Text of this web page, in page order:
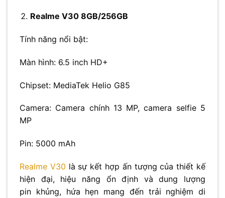
Realme V30 8GB/256GB
Tính năng nổi bật:
Màn hình: 6.5 inch HD+
Chipset: MediaTek Helio G85
Camera: Camera chính 13 MP, camera selfie 5
MP
Pin: 5000 mAh
Realme V30 là sự kết hợp ấn tượng của thiết kế
hiện đại, hiệu năng ổn định và dung lượng
pin khủng, hứa hẹn mang đến trải nghiệm di